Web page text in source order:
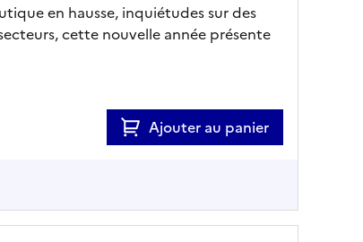
en hausse, inquiétudes sur des
cette nouvelle année présente
Ajouter au panier